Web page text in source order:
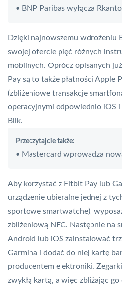
• BNP Paribas wyłącza
Dzięki najnowszemu wdrożeniu
swojej ofercie pięć różnych
mobilnych. Oprócz opisanych
Pay są to także płatności Apple
(zbliżeniowe transakcje
operacyjnymi odpowiednio iOS i
Blik.
Przeczytajcie także:
• Mastercard wprowadza
Aby korzystać z Fitbit Pay lub
urządzenie ubieralne jednej z
sportowe smartwatche),
zbliżeniową NFC. Następnie na
Android lub iOS zainstalować
Garmina i dodać do niej kartę
producentem elektroniki.
zwykłą kartą, a więc zbliżając